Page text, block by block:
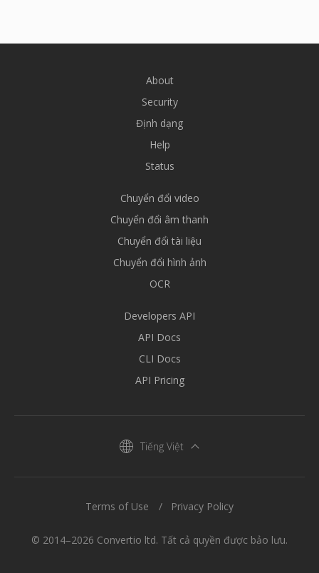
About
Security
Định dạng
Help
Status
Chuyển đổi video
Chuyển đổi âm thanh
Chuyển đổi tài liệu
Chuyển đổi hình ảnh
OCR
Developers API
API Docs
CLI Docs
API Pricing
Tiếng Việt
© 2014–2026 Convertio ltd. Tất cả quyền được bảo lưu.
Terms of Use Privacy Policy